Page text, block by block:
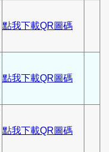
點我下載QR圖碼
點我下載QR圖碼
點我下載QR圖碼